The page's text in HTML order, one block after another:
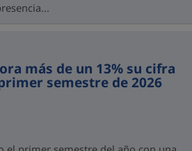
más de un 13% su cifra
semestre de 2026